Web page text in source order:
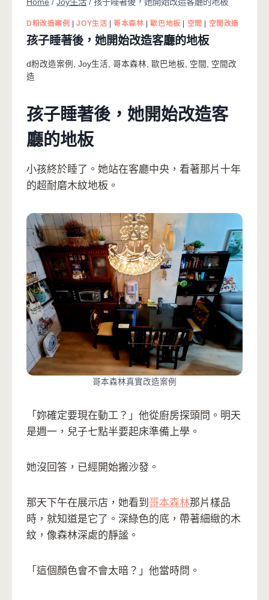
D粉改造案例 |JOY生活 |哥本森林 |歐巴地板 | 空間 | 空間改造
孩子睡著後，她開始改造客廳的地板
d粉改造案例 , Joy生活, 哥本森林, 歐巴地板, 空間 , 空間改
造
孩子睡著後，她開始改造客
廳的地板
小孩終於睡了。她站在客廳中央，看著那片十年
的超耐磨木紋地板。
哥本森林真實改造案例
「妳確定要現在動工？」他從廚房探頭問。明天
是週一，兒子七點半要起床準備上學。
她沒回答，已經開始搬沙發。
那天下午在展示店，她看到 哥本森林那片樣品
時，就知道是它了。深綠色的底，帶著細緻的木
紋，像森林深處的靜謐。
「這個顏色會不會太暗？」他當時問。